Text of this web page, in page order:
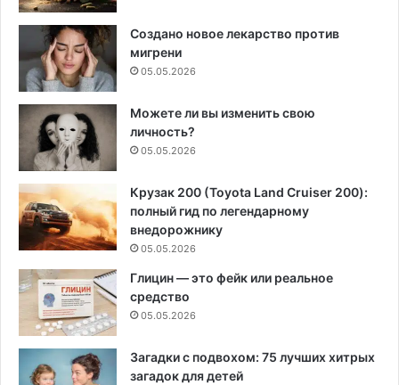
Создано новое лекарство против
мигрени
05.05.2026
Можете ли вы изменить свою
личность?
05.05.2026
Крузак 200 (Toyota Land Cruiser 200):
полный гид по легендарному
внедорожнику
05.05.2026
Глицин — это фейк или реальное
средство
05.05.2026
Загадки с подвохом: 75 лучших хитрых
загадок для детей